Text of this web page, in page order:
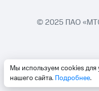
Мы используем cookies для
нашего сайта. Подробнее.
© 2025 ПАО